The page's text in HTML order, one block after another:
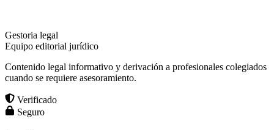
Gestoria legal
Equipo editorial jurídico
Contenido legal informativo y derivación a profesionales colegiados
cuando se requiere asesoramiento.
Verificado
Seguro